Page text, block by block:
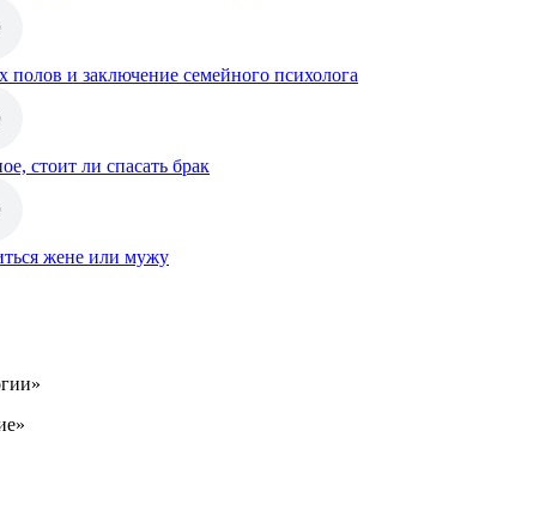
и заключение семейного психолога
стоит ли спасать брак
жене или мужу